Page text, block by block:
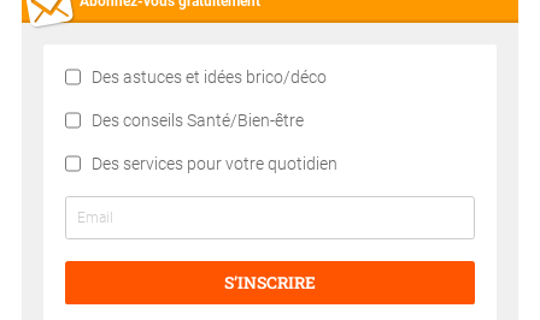
Des astuces et idées brico/déco
Des conseils Santé/Bien-être
Des services pour votre quotidien
S’INSCRIRE